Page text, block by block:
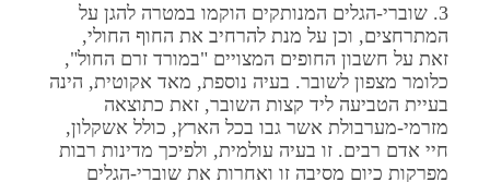
3. שוברי-הגלים המנותקים הוקמו במטרה להגן על
המתרחצים, וכן על מנת להרחיב את החוף החולי,
זאת על חשבון החופים המצויים "במורד זרם החול",
כלומר מצפון לשובר. בעיה נוספת, מאד אקוטית, הינה
בעיית הטביעה ליד קצות השובר, זאת כתוצאה
מזרמי-מערבולת אשר גבו בכל הארץ, כולל אשקלון,
חיי אדם רבים. זו בעיה עולמית, ולפיכך מדינות רבות
מפרקות כיום מסיבה זו ואחרות את שוברי-הגלים